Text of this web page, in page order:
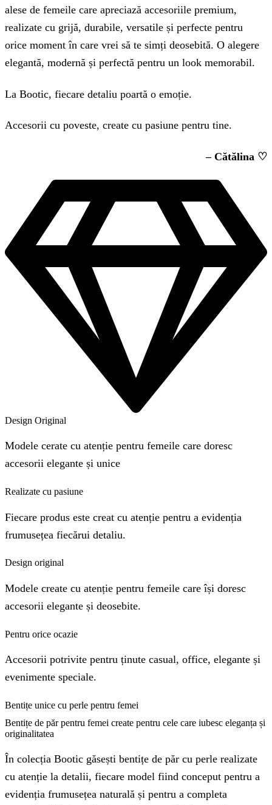
alese de femeile care apreciază accesoriile premium,
realizate cu grijă, durabile, versatile și perfecte pentru
orice moment în care vrei să te simți deosebită. O alegere
elegantă, modernă și perfectă pentru un look memorabil.
La Bootic, fiecare detaliu poartă o emoție.
Accesorii cu poveste, create cu pasiune pentru tine.
– Cătălina ♡
Design Original
Modele cerate cu atenție pentru femeile care doresc
accesorii elegante și unice
Realizate cu pasiune
Fiecare produs este creat cu atenție pentru a evidenția
frumusețea fiecărui detaliu.
Design original
Modele create cu atenție pentru femeile care își doresc
accesorii elegante și deosebite.
Pentru orice ocazie
Accesorii potrivite pentru ținute casual, office, elegante și
evenimente speciale.
Bentițe unice cu perle pentru femei
Bentițe de păr pentru femei create pentru cele care iubesc eleganța și
originalitatea
În colecția Bootic găsești bentițe de păr cu perle realizate
cu atenție la detalii, fiecare model fiind conceput pentru a
evidenția frumusețea naturală și pentru a completa